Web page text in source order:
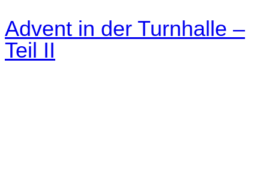
Advent in der Turnhalle –
Teil II